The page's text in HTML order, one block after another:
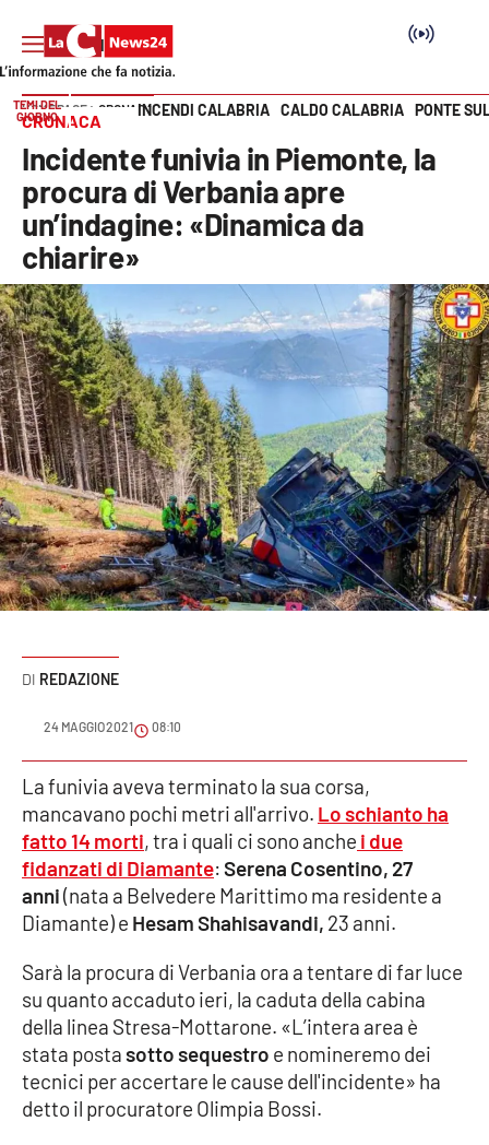
Cronaca
Politica
Attualità
Economia e lavoro
Italia Mondo
Sanità
Sport
Cultura
Podcast
Meteo
Editoriali
VIDEO
Ambiente
Cronaca
Cultura
Economia e Lavoro
Vai
TEMI DEL
GIORNO
INCENDI CALABRIA CALDO CALABRIA PONTE
HOME PAGE CRONACA
CRONACA
Incidente funivia in Piemonte, la
procura di Verbania apre
un’indagine: «Dinamica da
chiarire»
REDAZIONE
24 MAGGIO 2021 08:10
La funivia aveva terminato la sua corsa,
mancavano pochi metri all'arrivo. Lo schianto ha
fatto 14 morti, tra i quali ci sono anche i due
fidanzati di Diamante:Serena Cosentino, 27
anni(nata a Belvedere Marittimo ma residente a
Diamante) e Hesam Shahisavandi, 23 anni.
Sarà la procura di Verbania ora a tentare di far luce
su quanto accaduto ieri, la caduta della cabina
della linea Stresa-Mottarone. «L’intera area è
stata postasotto sequestro e nomineremo dei
tecnici per accertare le cause dell'incidente» ha
detto il procuratore Olimpia Bossi.